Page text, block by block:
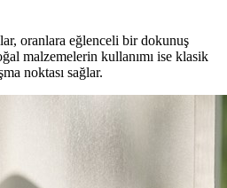
oranlara eğlenceli bir dokunuş
malzemelerin kullanımı ise klasik
noktası sağlar.